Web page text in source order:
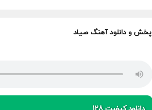
پخش و دانلود آهنگ صیاد